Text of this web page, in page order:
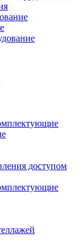
доступом